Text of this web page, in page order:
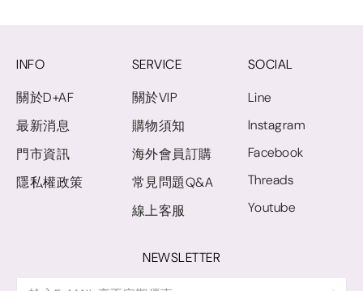
INFO
關於D+AF
最新消息
門市資訊
隱私權政策
SERVICE
關於VIP
購物須知
海外會員訂購
常見問題Q&A
線上客服
SOCIAL
Line
Instagram
Facebook
Threads
Youtube
NEWSLETTER